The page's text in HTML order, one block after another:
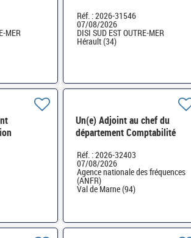
MER
Réf. : 2026-31546
07/08/2026
DISI SUD EST OUTRE-MER
Hérault (34)
Un(e) Adjoint au chef du
département Comptabilité
Réf. : 2026-32403
07/08/2026
Agence nationale des fréquences
(ANFR)
Val de Marne (94)